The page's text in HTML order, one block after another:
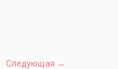
Следующая →